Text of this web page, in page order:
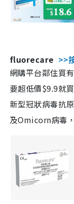
fluorecare >>
網購平台鄰住買
要超低價$9.9就
新型冠狀病毒抗
及Omicorn病毒